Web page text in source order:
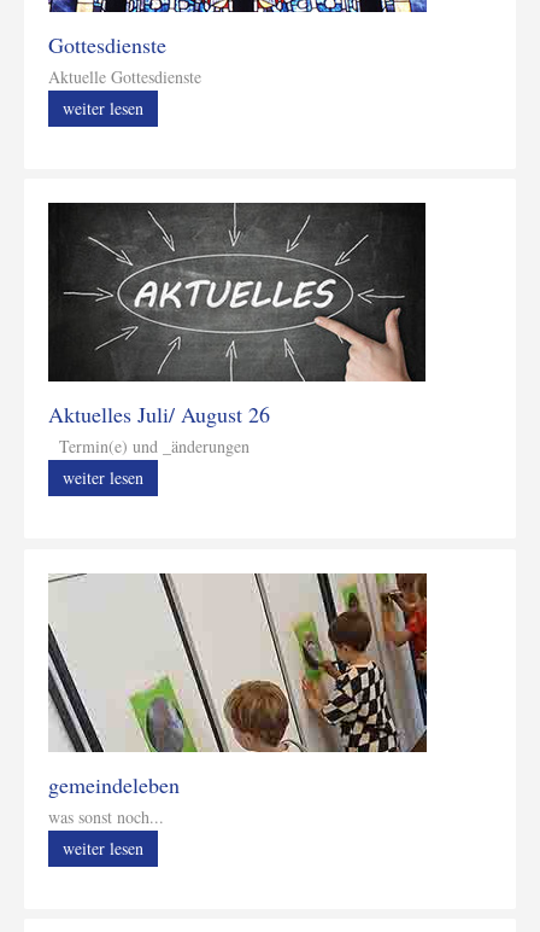
Gottesdienste
Aktuelle Gottesdienste
weiter lesen
Aktuelles Juli/ August 26
Termin(e) und _änderungen
weiter lesen
gemeindeleben
was sonst noch...
weiter lesen